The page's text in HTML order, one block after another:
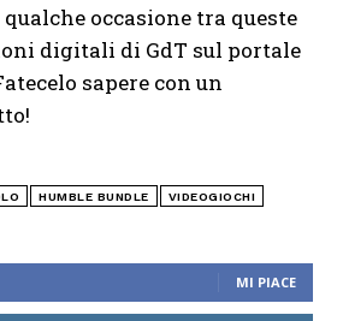
MI PIACE
occasione tra queste
digitali di GdT sul portale
sapere con un
HUMBLE BUNDLE VIDEOGIOCHI